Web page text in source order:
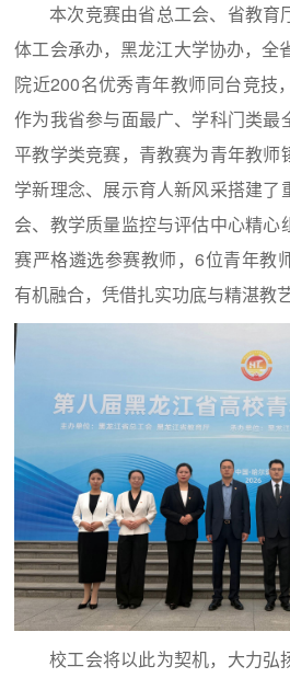
本次竞赛由省总工会、省教育
体工会承办，黑龙江大学协办，全
院近200名优秀青年教师同台竞技
作为我省参与面最广、学科门类最
平教学类竞赛，青教赛为青年教师
学新理念、展示育人新风采搭建了
会、教学质量监控与评估中心精心
赛严格遴选参赛教师，6位青年教
有机融合，凭借扎实功底与精湛教
校工会将以此为契机，大力弘